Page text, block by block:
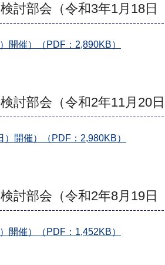
討部会（令和3年1月18日
開催）（PDF：2,890KB）
討部会（令和2年11月20日
開催）（PDF：2,980KB）
討部会（令和2年8月19日
開催）（PDF：1,452KB）